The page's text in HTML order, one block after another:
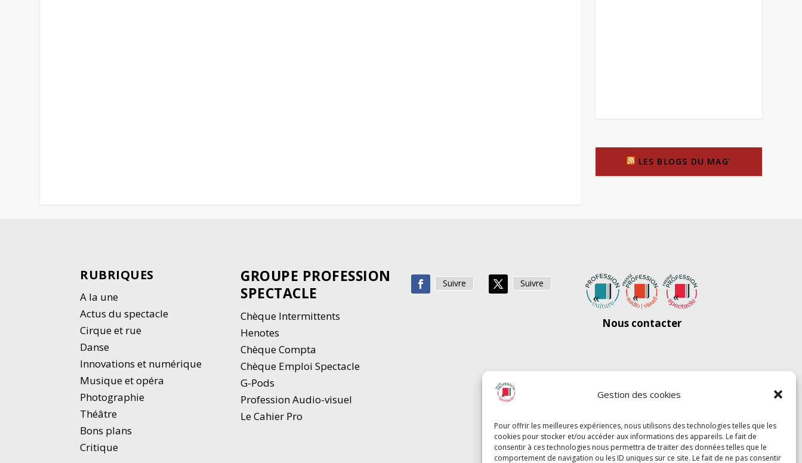
Gestion des cookies
Pour offrir les meilleures expériences, nous utilisons des technologies telles que les
cookies pour stocker et/ou accéder aux informations des appareils. Le fait de
consentir à ces technologies nous permettra de traiter des données telles que le
comportement de navigation ou les ID uniques sur ce site. Le fait de ne pas consentir
LES BLOGS DU MAG’
RUBRIQUES
A la une
Actus du spectacle
Cirque et rue
Danse
Innovations et numérique
Musique et opéra
Photographie
Théâtre
Bons plans
Critique
GROUPE PROFESSION
SPECTACLE
Chèque Intermittents
Henotes
Chèque Compta
Chèque Emploi Spectacle
G-Pods
Profession Audio-visuel
Le Cahier Pro
Suivre Suivre
Nous contacter